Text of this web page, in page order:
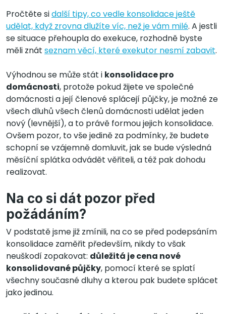
Pročtěte sidalší tipy, co vedle konsolidace ještě
udělat, když zrovna dlužíte víc, než je vám milé. A jestli
se situace přehoupla do exekuce, rozhodně byste
měli znát seznam věcí, které exekutor nesmí zabavit.
Výhodnou se může stát i konsolidace pro
domácnosti, protože pokud žijete ve společné
domácnosti a její členové splácejí půjčky, je možné ze
všech dluhů všech členů domácnosti udělat jeden
nový (levnější), a to právě formou jejich konsolidace.
Ovšem pozor, to vše jedině za podmínky, že budete
schopní se vzájemně domluvit, jak se bude výsledná
měsíční splátka odvádět věřiteli, a též pak dohodu
realizovat.
Na co si dát pozor před
požádáním?
V podstatě jsme již zmínili, na co se před podepsáním
konsolidace zaměřit především, nikdy to však
neuškodí zopakovat: důležitá je cena nové
konsolidované půjčky, pomocí které se splatí
všechny současné dluhy a kterou pak budete splácet
jako jedinou.